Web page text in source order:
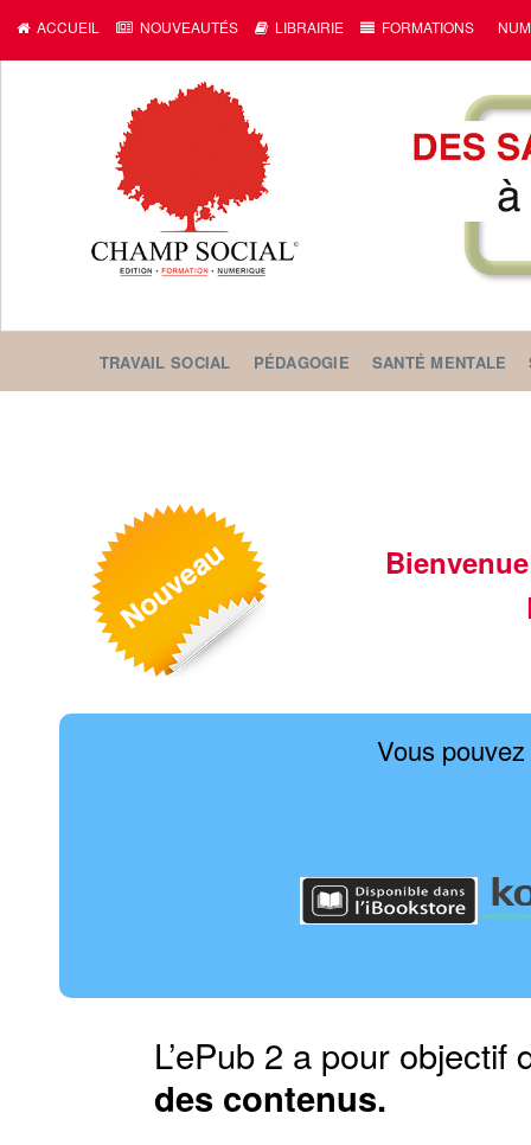
ACCUEIL NOUVEAUTÉS LIBRAIRIE FORMATIONS
TRAVAIL SOCIAL PÉDAGOGIE SANTÉ MENTALE
Vous
L’ePub 2 a pour
des contenus.